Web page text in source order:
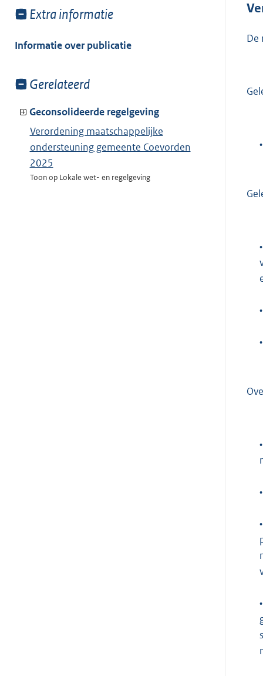
Toon
van:
Extra informatie
Informatie over publicatie
Toon
van:
Gerelateerd
Geconsolideerde regelgeving
Verordening maatschappelijke
ondersteuning gemeente Coevorden
2025
Toon op Lokale wet- en regelgeving
De
•
•
•
•
•
•
•
•